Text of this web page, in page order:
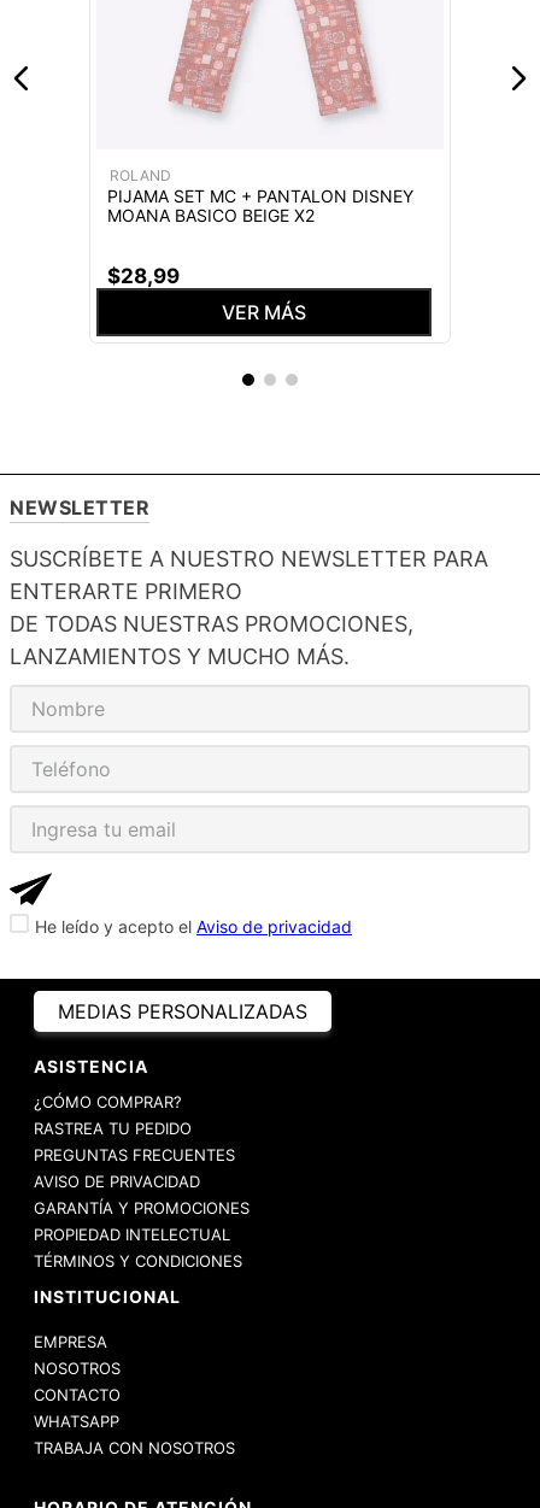
ROLAND
PIJAMA SET MC + PANTALON DISNEY
MOANA BASICO BEIGE X2
$28,99
VER MÁS
NEWSLETTER
SUSCRÍBETE A NUESTRO NEWSLETTER PARA
ENTERARTE PRIMERO
DE TODAS NUESTRAS PROMOCIONES,
LANZAMIENTOS Y MUCHO MÁS.
He leído y acepto el Aviso de privacidad
MEDIAS PERSONALIZADAS
ASISTENCIA
¿CÓMO COMPRAR?
RASTREA TU PEDIDO
PREGUNTAS FRECUENTES
AVISO DE PRIVACIDAD
GARANTÍA Y PROMOCIONES
PROPIEDAD INTELECTUAL
TÉRMINOS Y CONDICIONES
INSTITUCIONAL
EMPRESA
NOSOTROS
CONTACTO
WHATSAPP
TRABAJA CON NOSOTROS